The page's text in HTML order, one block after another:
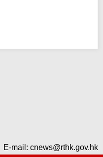
E-mail: cnews@rthk.gov.hk